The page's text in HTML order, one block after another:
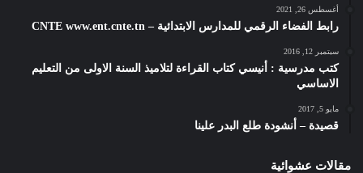
أغسطس 26, 2021
رابط الفضاء الرقمي للمدارس الابتدائية – CNTE www.ent.cnte.tn
سبتمبر 12, 2016
كتب مدرسية : أنيسي كتاب القراءة لتلاميذ السنة الاولى من التعليم
الاساسي
مايو 5, 2017
قصيدة – أنشودة طلع البدر علينا
مقالات عشوائية